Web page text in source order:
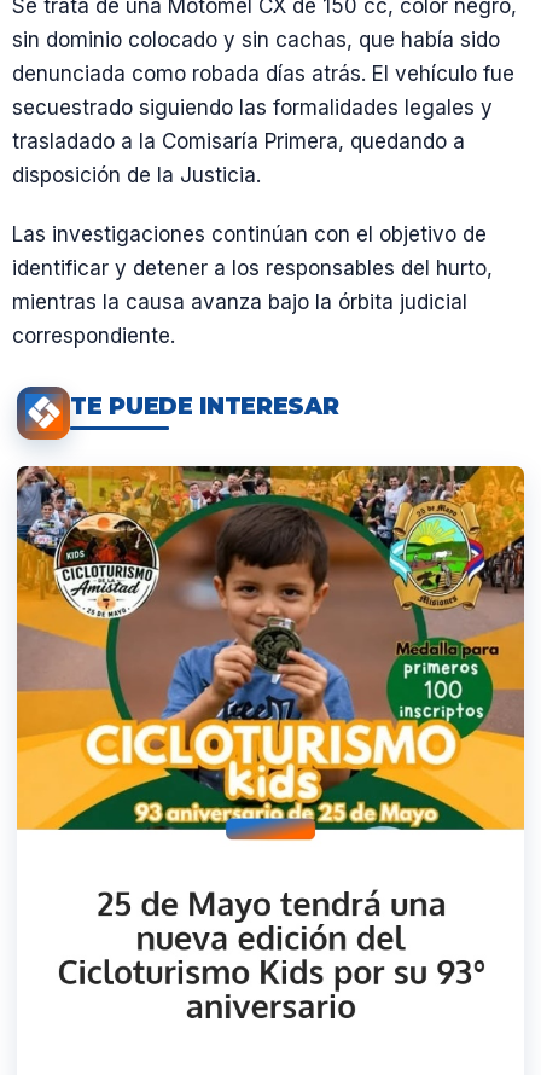
Se trata de una Motomel CX de 150 cc, color negro,
sin dominio colocado y sin cachas, que había sido
denunciada como robada días atrás. El vehículo fue
secuestrado siguiendo las formalidades legales y
trasladado a la Comisaría Primera, quedando a
disposición de la Justicia.
Las investigaciones continúan con el objetivo de
identificar y detener a los responsables del hurto,
mientras la causa avanza bajo la órbita judicial
correspondiente.
TE PUEDE INTERESAR